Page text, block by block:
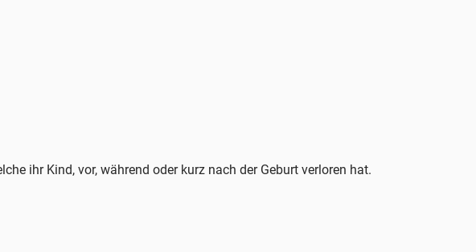
ihr Kind, vor, während oder kurz nach der Geburt verloren hat.